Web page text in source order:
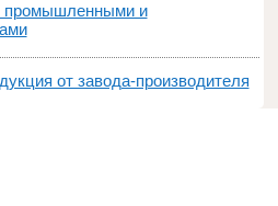
промышленными и
от завода-производителя